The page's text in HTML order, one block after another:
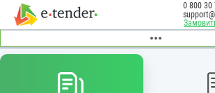
0 800 30